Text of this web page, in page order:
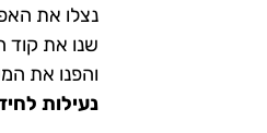
נצלו את
שנו את קוד
והפנו את
נעילות